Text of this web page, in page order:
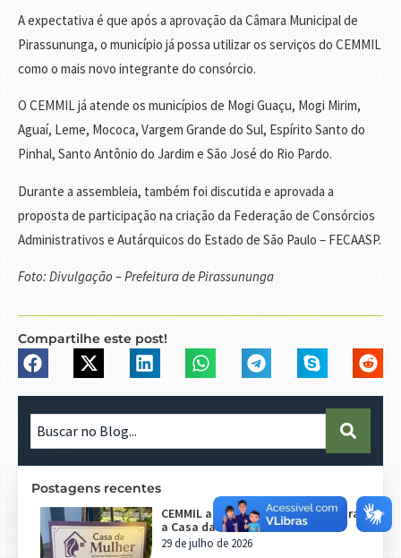
A expectativa é que após a aprovação da Câmara Municipal de
Pirassununga, o município já possa utilizar os serviços do CEMMIL
como o mais novo integrante do consórcio.
O CEMMIL já atende os municípios de Mogi Guaçu, Mogi Mirim,
Aguaí, Leme, Mococa, Vargem Grande do Sul, Espírito Santo do
Pinhal, Santo Antônio do Jardim e São José do Rio Pardo.
Durante a assembleia, também foi discutida e aprovada a
proposta de participação na criação da Federação de Consórcios
Administrativos e Autárquicos do Estado de São Paulo – FECAASP.
Foto: Divulgação – Prefeitura de Pirassununga
Compartilhe este post!
Postagens recentes
CEMMIL abre processo seletivo para
a Casa da Mulher
29 de julho de 2026